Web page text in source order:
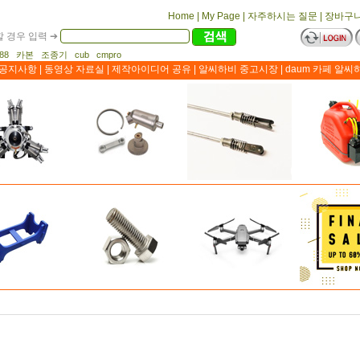
Home My Page 자주하시는 질문
장바구
경우 입력 ➔
카본 조종기 cub cmpro
공지사항 동영상 자료실 제작아이디어 공유 알씨하비 중고시장 daum 카페 알씨